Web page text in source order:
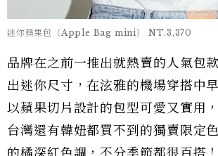
迷你蘋果包（Apple Bag mini） NT.3,370
品牌在之前一推出就熱賣的人氣包
出迷你尺寸，在泫雅的機場穿搭中
以蘋果切片設計的包型可愛又實用
台灣還有韓妞都買不到的獨賣限定